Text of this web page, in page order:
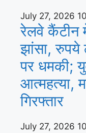
July 27, 2026
रेलवे कैंटीन
झांसा, रुपये
पर धमकी;
आत्महत्या,
गिरफ्तार
July 27, 2026